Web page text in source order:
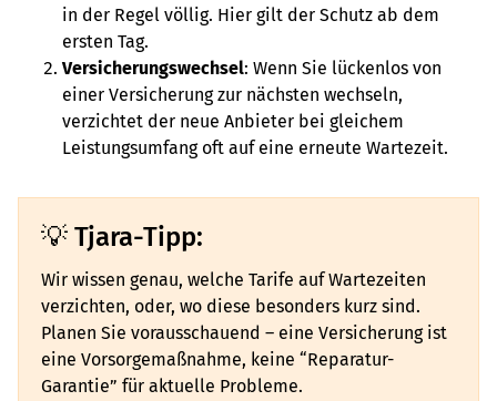
in der Regel völlig. Hier gilt der Schutz ab dem
ersten Tag.
Versicherungswechsel: Wenn Sie lückenlos von
einer Versicherung zur nächsten wechseln,
verzichtet der neue Anbieter bei gleichem
Leistungsumfang oft auf eine erneute Wartezeit.
Tjara-Tipp:
Wir wissen genau, welche Tarife auf Wartezeiten
verzichten, oder, wo diese besonders kurz sind.
Planen Sie vorausschauend – eine Versicherung ist
eine Vorsorgemaßnahme, keine “Reparatur-
Garantie” für aktuelle Probleme.